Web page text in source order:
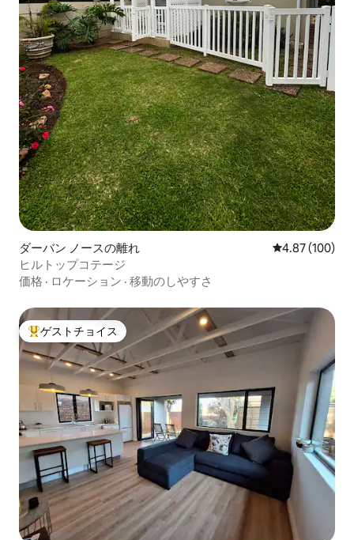
ダーバン ノースの離れ レビュー100
4.87 (100)
ヒルトップコテージ
価格 · ロケーション · 移動のしやすさ
大好評のゲストチョイスです。
ゲストチョイス